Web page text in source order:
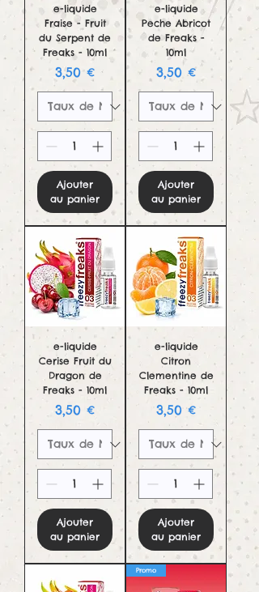
e-liquide
Fraise - Fruit
du Serpent de
Freaks - 10ml
Prix
3,50 €
Ajouter
au panier
e-liquide
Peche Abricot
de Freaks -
10ml
Prix
3,50 €
Ajouter
au panier
e-liquide
Cerise Fruit du
Dragon de
Freaks - 10ml
Prix
3,50 €
Ajouter
au panier
e-liquide
Citron
Clementine de
Freaks - 10ml
Prix
3,50 €
Ajouter
au panier
Promo